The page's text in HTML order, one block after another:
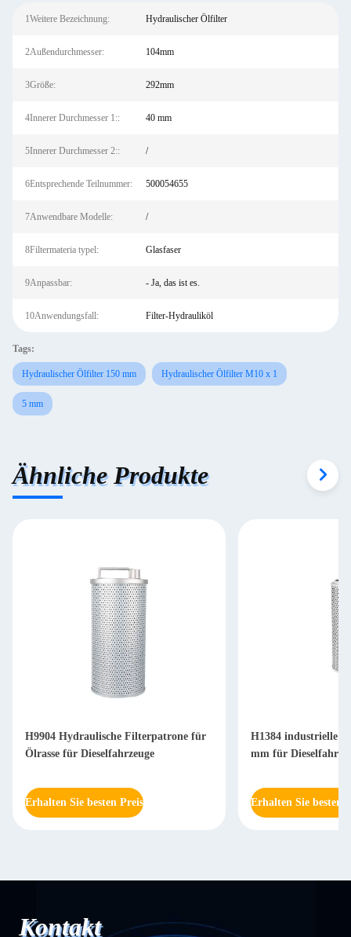
1Weitere Bezeichnung: Hydraulischer Ölfilter
2Außendurchmesser: 104mm
3Größe: 292mm
4Innerer Durchmesser 1:: 40 mm
5Innerer Durchmesser 2:: /
6Entsprechende Teilnummer: 500054655
7Anwendbare Modelle: /
8Filtermateria typel: Glasfaser
9Anpassbar: - Ja, das ist es.
10Anwendungsfall: Filter-Hydrauliköl
Tags:
Hydraulischer Ölfilter 150 mm Hydraulischer Ölfilter M10 x 1
5 mm
Ähnliche Produkte
H9904 Hydraulische Filterpatrone für
Ölrasse für Dieselfahrzeuge
Erhalten Sie besten Preis
H1384 industrielle
mm für
Erhalten Sie besten
Kontakt